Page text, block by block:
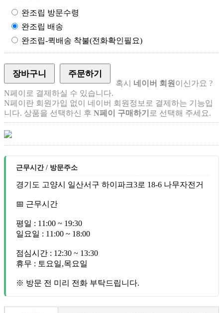
완조립 방문수령
완조립 배송
완조립-퀵배송 착불(전화확인필요)
장바구니 주문하기
혹시 네이버 회원 이신가요 ?
N페이로 결제하실 수 있습니다.
N페이란 회원가입 없이 네이버 회원정보로 결제하는 기능입
니다. 상품을 선택하신 후 N페이 구매하기 로 선택해 주세요.
근무시간 / 방문주소
경기도 고양시 일산서구 하이파크3로 18-6 나무자전거
📅 근무시간
평일 : 11:00 ~ 19:30
일요일 : 11:00 ~ 18:00
점심시간 : 12:30 ~ 13:30
휴무 : 토요일,목요일
※ 방문 전 미리 전화 부탁드립니다.